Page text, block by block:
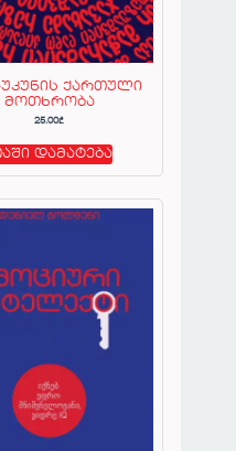
ქართული
მოთხრობა
25.00₾
დამატება